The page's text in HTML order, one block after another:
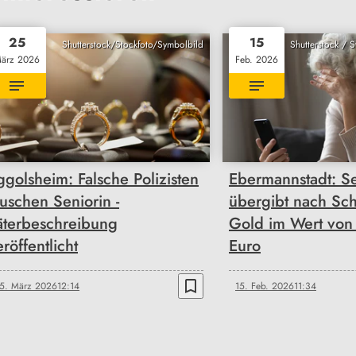
Shutterstock/Stockfoto/Symbolbild
25
2026
Falsche Polizisten
Seniorin -
März 202612:14 bookmark_border
Shutterstock /
15
Feb. 2026
Ebermannstadt:
übergibt nach
Gold im Wert
Euro
15. Feb. 202611:34